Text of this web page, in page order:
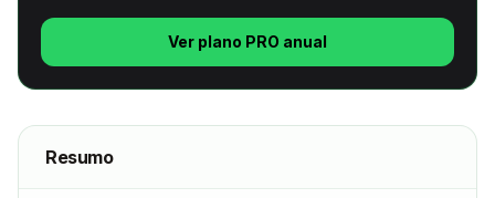
Ver plano PRO anual
Resumo